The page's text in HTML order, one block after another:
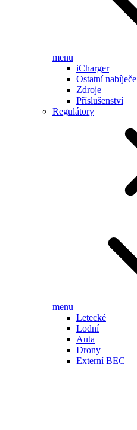
menu
iCharger
Ostatní nabíječe
Zdroje
Příslušenství
Regulátory
menu
Letecké
Lodní
Auta
Drony
Externí BEC